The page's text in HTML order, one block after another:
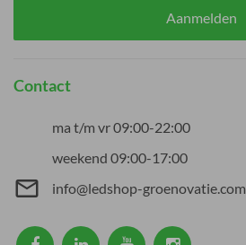
Aanmelden
Contact
ma t/m vr 09:00-22:00
weekend 09:00-17:00
mail_outline info@ledshop-groenovatie.com